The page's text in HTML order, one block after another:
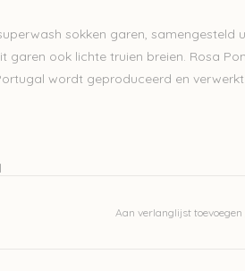
sokken garen, samengesteld
garen ook lichte truien breien. Rosa
wordt geproduceerd en verwerkt.
Aan verlanglijst toevoegen